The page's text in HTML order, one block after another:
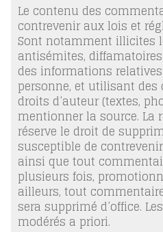
Le contenu des
contrevenir aux lois et
Sont notamment illicites
antisémites,
des informations
personne, et utilisant
droits d’auteur (textes,
mentionner la source. La
réserve le droit de
susceptible de
ainsi que tout
plusieurs fois,
ailleurs, tout
sera supprimé d’office.
modérés a priori.